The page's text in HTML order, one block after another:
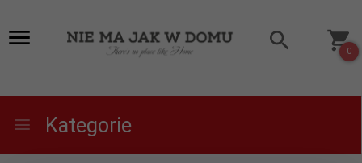
0
Kategorie